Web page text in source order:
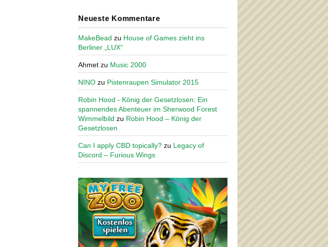
Neueste Kommentare
MakeBead zu House of Games zieht ins
Berliner „LUX“
Ahmet zu Music 2000
NINO zu Pistenraupen Simulator 2015
Robin Hood - König der Gesetzlosen: Ein
spannendes Abenteuer im Sherwood Forest
Wimmelbild zu Robin Hood – König der
Gesetzlosen
Can I apply CBD topically? zu Legacy of
Discord – Furious Wings